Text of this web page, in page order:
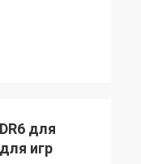
для
игр